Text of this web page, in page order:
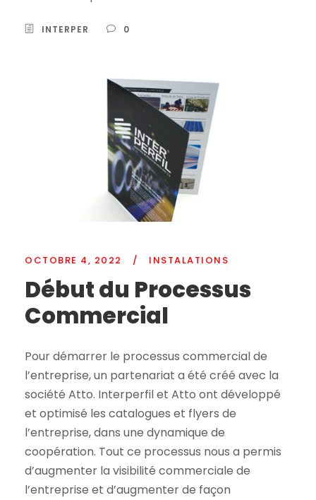
INTERPER 0
OCTOBRE 4, 2022 / INSTALATIONS
Début du Processus
Commercial
Pour démarrer le processus commercial de
l’entreprise, un partenariat a été créé avec la
société Atto. Interperfil et Atto ont développé
et optimisé les catalogues et flyers de
l’entreprise, dans une dynamique de
coopération. Tout ce processus nous a permis
d’augmenter la visibilité commerciale de
l’entreprise et d’augmenter de façon